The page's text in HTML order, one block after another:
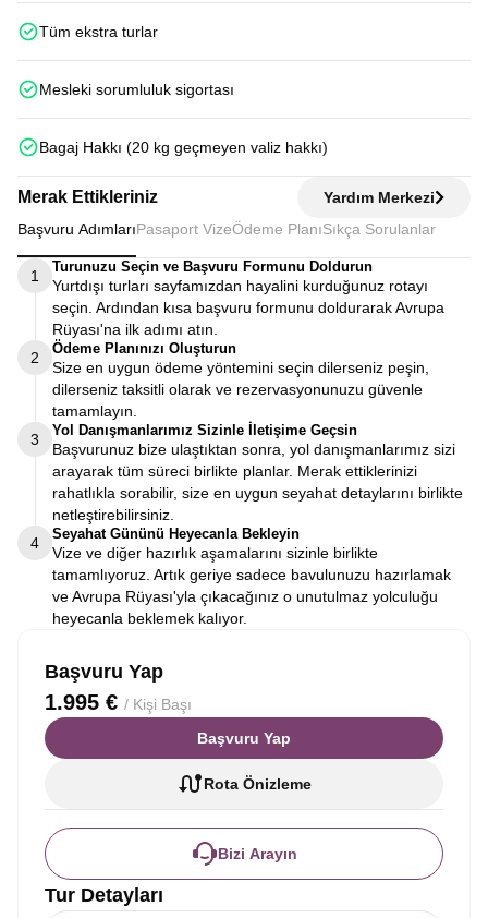
Tüm ekstra turlar
Mesleki sorumluluk sigortası
Bagaj Hakkı (20 kg geçmeyen valiz hakkı)
Merak Ettikleriniz
Yardım Merkezi
Başvuru AdımlarıPasaport VizeÖdeme Planı Sıkça Sorulanlar
1
Turunuzu Seçin ve Başvuru Formunu Doldurun
Yurtdışı turları sayfamızdan hayalini kurduğunuz rotayı
seçin. Ardından kısa başvuru formunu doldurarak Avrupa
Rüyası'na ilk adımı atın.
2
Ödeme Planınızı Oluşturun
Size en uygun ödeme yöntemini seçin dilerseniz peşin,
dilerseniz taksitli olarak ve rezervasyonunuzu güvenle
tamamlayın.
3
Yol Danışmanlarımız Sizinle İletişime Geçsin
Başvurunuz bize ulaştıktan sonra, yol danışmanlarımız sizi
arayarak tüm süreci birlikte planlar. Merak ettiklerinizi
rahatlıkla sorabilir, size en uygun seyahat detaylarını birlikte
netleştirebilirsiniz.
4
Seyahat Gününü Heyecanla Bekleyin
Vize ve diğer hazırlık aşamalarını sizinle birlikte
tamamlıyoruz. Artık geriye sadece bavulunuzu hazırlamak
ve Avrupa Rüyası'yla çıkacağınız o unutulmaz yolculuğu
heyecanla beklemek kalıyor.
Başvuru Yap
1.995 € / Kişi Başı
Başvuru Yap
Rota Önizleme
Bizi Arayın
Tur Detayları